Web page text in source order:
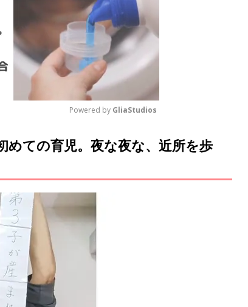
M
t
Powered by GliaStudios
ての育児。夜な夜な、近所を歩